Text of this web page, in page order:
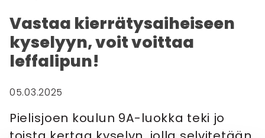
Vastaa kierrätysaiheiseen
kyselyyn, voit voittaa
leffalipun!
05.03.2025
Pielisjoen koulun 9A-luokka teki jo